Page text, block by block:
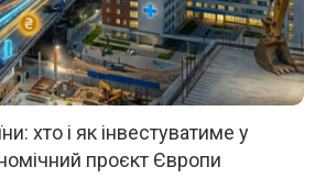
хто і як інвестуватиме у
проєкт Європи